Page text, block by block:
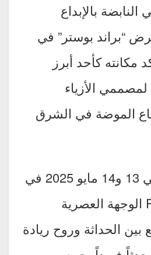
بالإبداع
“براند بوستر” في
مكانته كأحد أبرز
الأزياء
الموضة في الشرق
ويُقام الحدث يومي 13 و14 مايو 2025 في
Paus Club Dubai الوجهة العصرية
بين الحداثة وروح ريادة